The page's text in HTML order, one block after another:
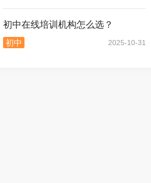
初中在线培训机构怎么选？
初中 2025-10-31